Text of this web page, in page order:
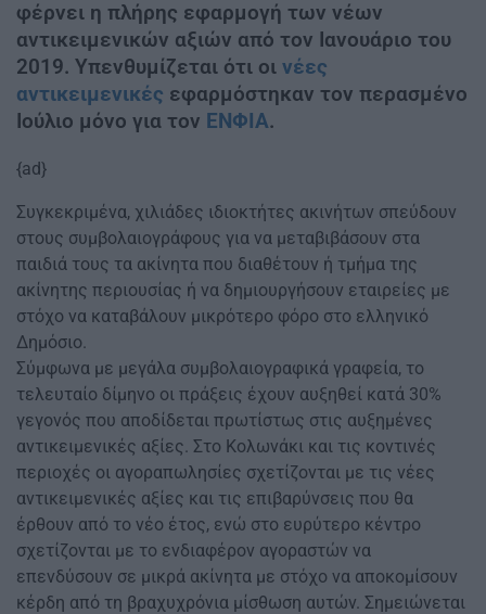
φέρνει η πλήρης εφαρμογή των νέων
αντικειμενικών αξιών από τον Ιανουάριο του
2019. Υπενθυμίζεται ότι οι νέες
αντικειμενικές εφαρμόστηκαν τον περασμένο
Ιούλιο μόνο για τον ΕΝΦΙΑ.
{ad}
Συγκεκριμένα, χιλιάδες ιδιοκτήτες ακινήτων σπεύδουν
στους συμβολαιογράφους για να μεταβιβάσουν στα
παιδιά τους τα ακίνητα που διαθέτουν ή τμήμα της
ακίνητης περιουσίας ή να δημιουργήσουν εταιρείες με
στόχο να καταβάλουν μικρότερο φόρο στο ελληνικό
Δημόσιο.
Σύμφωνα με μεγάλα συμβολαιογραφικά γραφεία, το
τελευταίο δίμηνο οι πράξεις έχουν αυξηθεί κατά 30%
γεγονός που αποδίδεται πρωτίστως στις αυξημένες
αντικειμενικές αξίες. Στο Κολωνάκι και τις κοντινές
περιοχές οι αγοραπωλησίες σχετίζονται με τις νέες
αντικειμενικές αξίες και τις επιβαρύνσεις που θα
έρθουν από το νέο έτος, ενώ στο ευρύτερο κέντρο
σχετίζονται με το ενδιαφέρον αγοραστών να
επενδύσουν σε μικρά ακίνητα με στόχο να αποκομίσουν
κέρδη από τη βραχυχρόνια μίσθωση αυτών. Σημειώνεται